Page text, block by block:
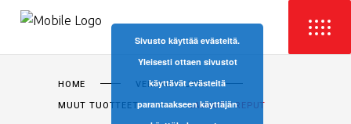
HOME
VERKKOKAUPPA
MUUT TUOTTEET
LAUKUT / REPUT
Sivusto käyttää evästeitä.
Yleisesti ottaen sivustot
käyttävät evästeitä
parantaakseen käyttäjän